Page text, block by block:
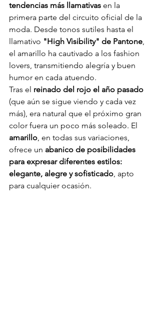
tendencias más llamativas en la
primera parte del circuito oficial de la
moda. Desde tonos sutiles hasta el
llamativo "High Visibility" de Pantone,
el amarillo ha cautivado a los fashion
lovers, transmitiendo alegría y buen
humor en cada atuendo.
Tras el reinado del rojo el año pasado
(que aún se sigue viendo y cada vez
más), era natural que el próximo gran
color fuera un poco más soleado. El
amarillo, en todas sus variaciones,
ofrece un abanico de posibilidades
para expresar diferentes estilos:
elegante, alegre y sofisticado, apto
para cualquier ocasión.